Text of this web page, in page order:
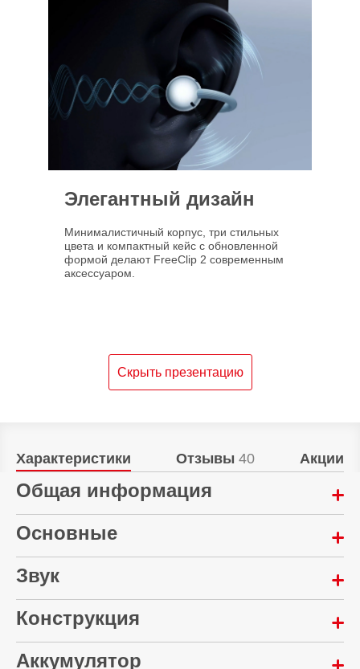
Элегантный дизайн
Минималистичный корпус, три стильных
цвета и компактный кейс с обновленной
формой делают FreeClip 2 современным
аксессуаром.
Скрыть презентацию
Характеристики Отзывы 40 Акции
Общая информация
Год выпуска:
Управление:
сенсорное
Материал корпуса:
Пластик
Основные
Multipoint:
Звук
Количество микрофонов:
Конструкция
Микрофон:
Аккумулятор